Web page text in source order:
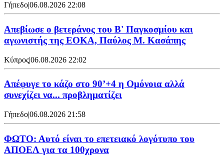
Γήπεδο|06.08.2026 22:08
Απεβίωσε ο βετεράνος του Β' Παγκοσμίου και
αγωνιστής της ΕΟΚΑ, Παύλος Μ. Κασάπης
Κύπρος|06.08.2026 22:02
Απέφυγε το κάζο στο 90’+4 η Ομόνοια αλλά
συνεχίζει να... προβληματίζει
Γήπεδο|06.08.2026 21:58
ΦΩΤΟ: Αυτό είναι το επετειακό λογότυπο του
ΑΠΟΕΛ για τα 100χρονα